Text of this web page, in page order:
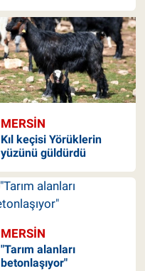
MERSIN
Kıl keçisi Yörüklerin
yüzünü güldürdü
MERSIN
"Tarım alanları
betonlaşıyor"